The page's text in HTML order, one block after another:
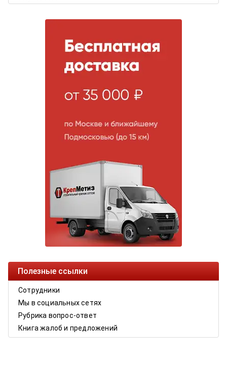
Полезные ссылки
Сотрудники
Мы в социальных сетях
Рубрика вопрос-ответ
Книга жалоб и предложений